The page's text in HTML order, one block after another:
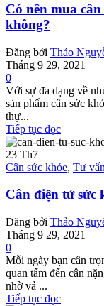
Có nên mua
không?
Đăng bởi Thảo
Tháng 9 29, 2021
0
Với sự đa dạng về
sản phẩm cân sức
thự...
Tiếp tục đọc
23 Th7
Cân sức khỏe, Tư
Cân điện tử sức
Đăng bởi Thảo
Tháng 9 29, 2021
0
Mỗi ngày bạn cân
quan tấm đến cân
nhờ vả ...
Tiếp tục đọc